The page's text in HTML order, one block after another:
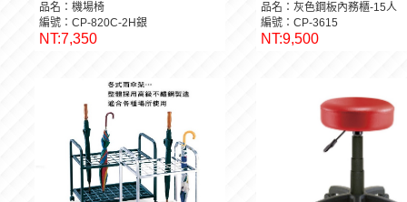
品名：機場椅
編號：CP-820C-2H銀
NT:7,350
品名：灰色鋼板內務櫃-15人
編號：CP-3615
NT:9,500